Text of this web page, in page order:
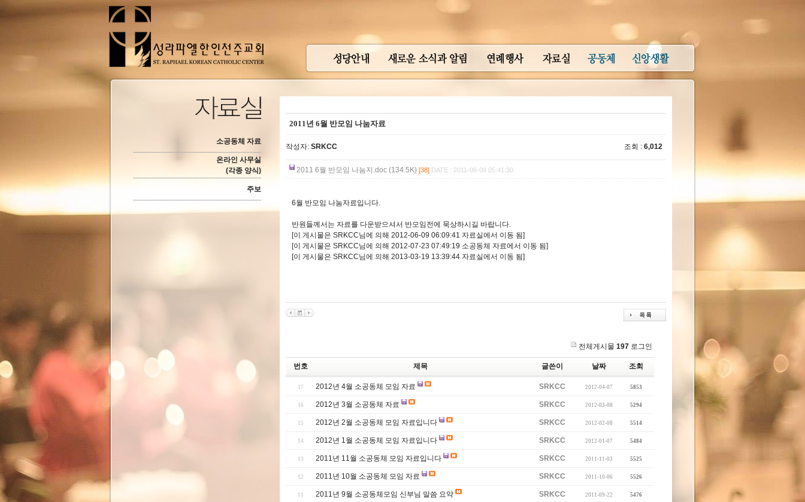
소공동체 자료
온라인 사무실
(각종 양식)
주보
2011년 6월 반모임 나눔자료
작성자: SRKCC 조회 : 6,012
2011 6월 반모임 나눔지.doc (134.5K) [38] DATE : 2011-06-09 05:41:30
6월 반모임 나눔자료입니다.
반원들께서는 자료를 다운받으셔서 반모임전에 묵상하시길 바랍니다.
[이 게시물은 SRKCC님에 의해 2012-06-09 06:09:41 자료실에서 이동 됨]
[이 게시물은 SRKCC님에 의해 2012-07-23 07:49:19 소공동체 자료에서 이동 됨]
[이 게시물은 SRKCC님에 의해 2013-03-19 13:39:44 자료실에서 이동 됨]
전체게시물 197 로그인
번호 제목 글쓴이 날짜 조회
17 2012년 4월 소공동체 모임 자료 SRKCC 2012-04-07 5853
16 2012년 3월 소공동체 자료 SRKCC 2012-03-08 5294
15 2012년 2월 소공동체 모임 자료입니다 SRKCC 2012-02-08 5514
14 2012년 1월 소공동체 모임 자료입니다 SRKCC 2012-01-07 5484
13 2011년 11월 소공동체 모임 자료입니다 SRKCC 2011-11-03 5525
12 2011년 10월 소공동체 모임 자료 SRKCC 2011-10-06 5526
11 2011년 9월 소공동체모임 신부님 말씀 요약 SRKCC 2011-09-22 5476